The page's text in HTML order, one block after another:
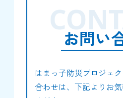
お問い
はまっ子防災プロジェ
合わせは、下記よりお